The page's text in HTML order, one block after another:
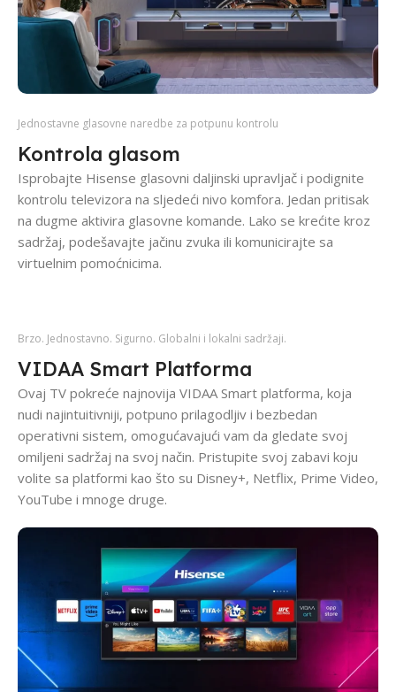
Jednostavne glasovne naredbe za potpunu kontrolu
Kontrola glasom
Isprobajte Hisense glasovni daljinski upravljač i podignite
kontrolu televizora na sljedeći nivo komfora. Jedan pritisak
na dugme aktivira glasovne komande. Lako se krećite kroz
sadržaj, podešavajte jačinu zvuka ili komunicirajte sa
virtuelnim pomoćnicima.
Brzo. Jednostavno. Sigurno. Globalni i lokalni sadržaji.
VIDAA Smart Platforma
Ovaj TV pokreće najnovija VIDAA Smart platforma, koja
nudi najintuitivniji, potpuno prilagodljiv i bezbedan
operativni sistem, omogućavajući vam da gledate svoj
omiljeni sadržaj na svoj način. Pristupite svoj zabavi koju
volite sa platformi kao što su Disney+, Netflix, Prime Video,
YouTube i mnoge druge.